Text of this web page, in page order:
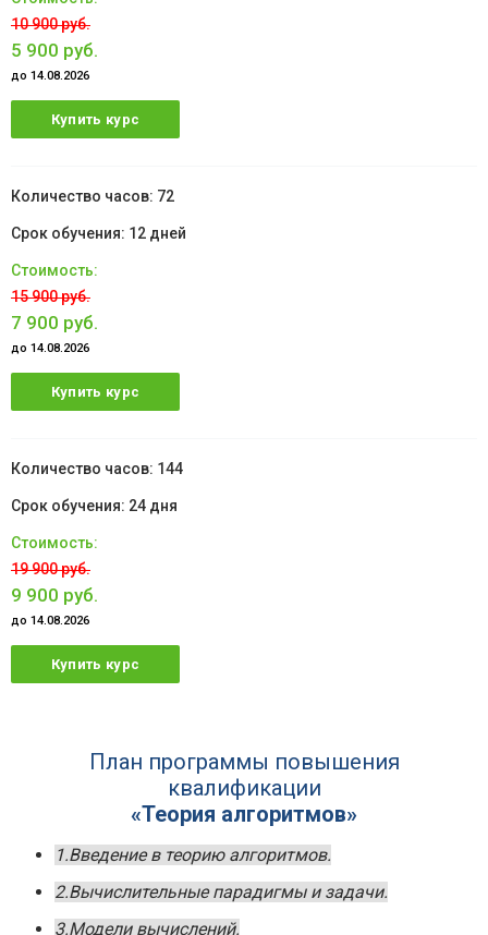
10 900 руб.
5 900 руб.
до 14.08.2026
Купить курс
72
12 дней
15 900 руб.
7 900 руб.
до 14.08.2026
Купить курс
144
24 дня
19 900 руб.
9 900 руб.
до 14.08.2026
Купить курс
План программы повышения
квалификации
«Теория алгоритмов»
1.Введение в теорию алгоритмов.
2.Вычислительные парадигмы и задачи.
3.Модели вычислений.